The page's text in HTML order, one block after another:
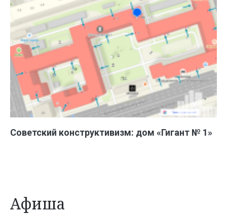
Советский конструктивизм: дом «Гигант № 1»
Афиша